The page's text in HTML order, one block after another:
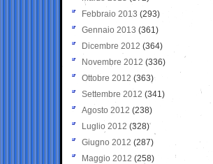
Febbraio 2013 (293)
Gennaio 2013 (361)
Dicembre 2012 (364)
Novembre 2012 (336)
Ottobre 2012 (363)
Settembre 2012 (341)
Agosto 2012 (238)
Luglio 2012 (328)
Giugno 2012 (287)
Maggio 2012 (258)